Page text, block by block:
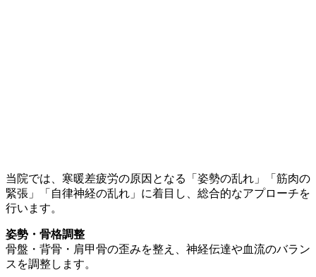
当院では、寒暖差疲労の原因となる「姿勢の乱れ」「筋肉の
緊張」「自律神経の乱れ」に着目し、総合的なアプローチを
行います。
姿勢・骨格調整
骨盤・背骨・肩甲骨の歪みを整え、神経伝達や血流のバラン
スを調整します。